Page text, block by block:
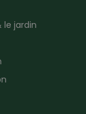
le jardin